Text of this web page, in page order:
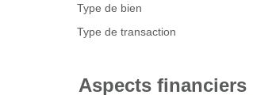
Type de bien
Type de transaction
Aspects financiers